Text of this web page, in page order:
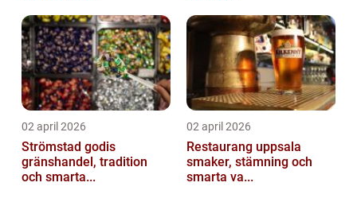
02 april 2026
Strömstad godis
gränshandel, tradition
och smarta...
02 april 2026
Restaurang uppsala
smaker, stämning och
smarta va...